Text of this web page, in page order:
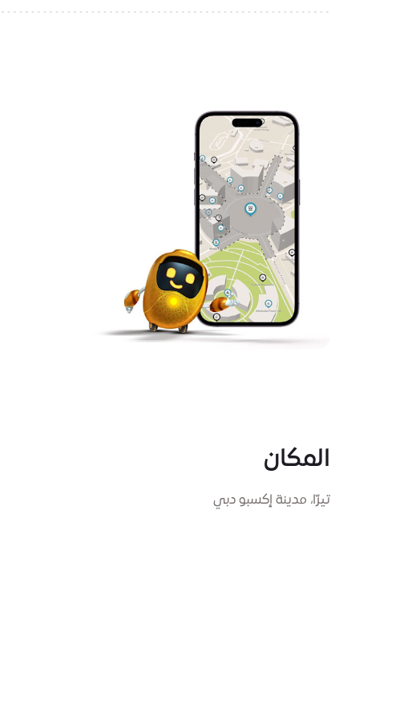
المكان
تيرّا، مدينة إكسبو دبي